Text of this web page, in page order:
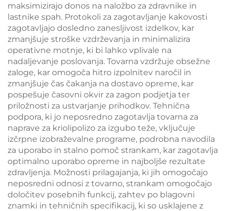
maksimizirajo donos na naložbo za zdravnike in
lastnike spah. Protokoli za zagotavljanje kakovosti
zagotavljajo dosledno zanesljivost izdelkov, kar
zmanjšuje stroške vzdrževanja in minimalizira
operativne motnje, ki bi lahko vplivale na
nadaljevanje poslovanja. Tovarna vzdržuje obsežne
zaloge, kar omogoča hitro izpolnitev naročil in
zmanjšuje čas čakanja na dostavo opreme, kar
pospešuje časovni okvir za zagon podjetja ter
priložnosti za ustvarjanje prihodkov. Tehnična
podpora, ki jo neposredno zagotavlja tovarna za
naprave za kriolipolizo za izgubo teže, vključuje
izčrpne izobraževalne programe, podrobna navodila
za uporabo in stalno pomoč strankam, kar zagotavlja
optimalno uporabo opreme in najboljše rezultate
zdravljenja. Možnosti prilagajanja, ki jih omogočajo
neposredni odnosi z tovarno, strankam omogočajo
določitev posebnih funkcij, zahtev po blagovni
znamki in tehničnih specifikacij, ki so usklajene z